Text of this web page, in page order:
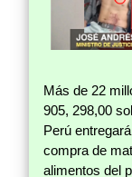
Más de 22
905, 298,00
Perú
compra de
alimentos del